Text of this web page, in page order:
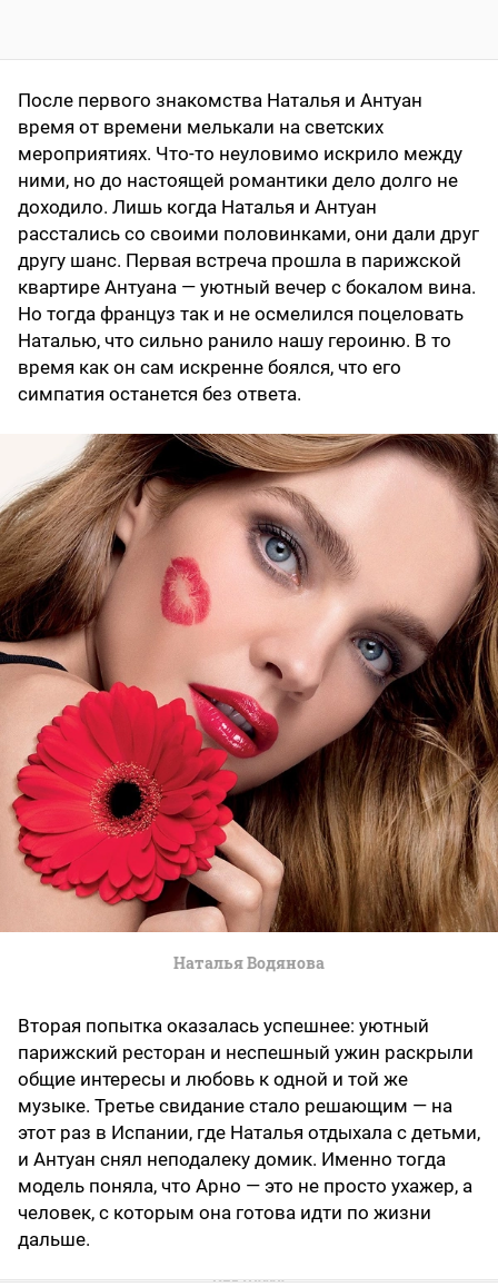
После первого знакомства Наталья и Антуан
время от времени мелькали на светских
мероприятиях. Что-то неуловимо искрило между
ними, но до настоящей романтики дело долго не
доходило. Лишь когда Наталья и Антуан
расстались со своими половинками, они дали друг
другу шанс. Первая встреча прошла в парижской
квартире Антуана — уютный вечер с бокалом вина.
Но тогда француз так и не осмелился поцеловать
Наталью, что сильно ранило нашу героиню. В то
время как он сам искренне боялся, что его
симпатия останется без ответа.
Наталья Водянова
Вторая попытка оказалась успешнее: уютный
парижский ресторан и неспешный ужин раскрыли
общие интересы и любовь к одной и той же
музыке. Третье свидание стало решающим — на
этот раз в Испании, где Наталья отдыхала с детьми,
и Антуан снял неподалеку домик. Именно тогда
модель поняла, что Арно — это не просто ухажер, а
человек, с которым она готова идти по жизни
дальше.